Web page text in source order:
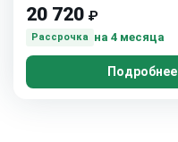
20 720 ₽
Рассрочка на 4 месяца
Подробнее